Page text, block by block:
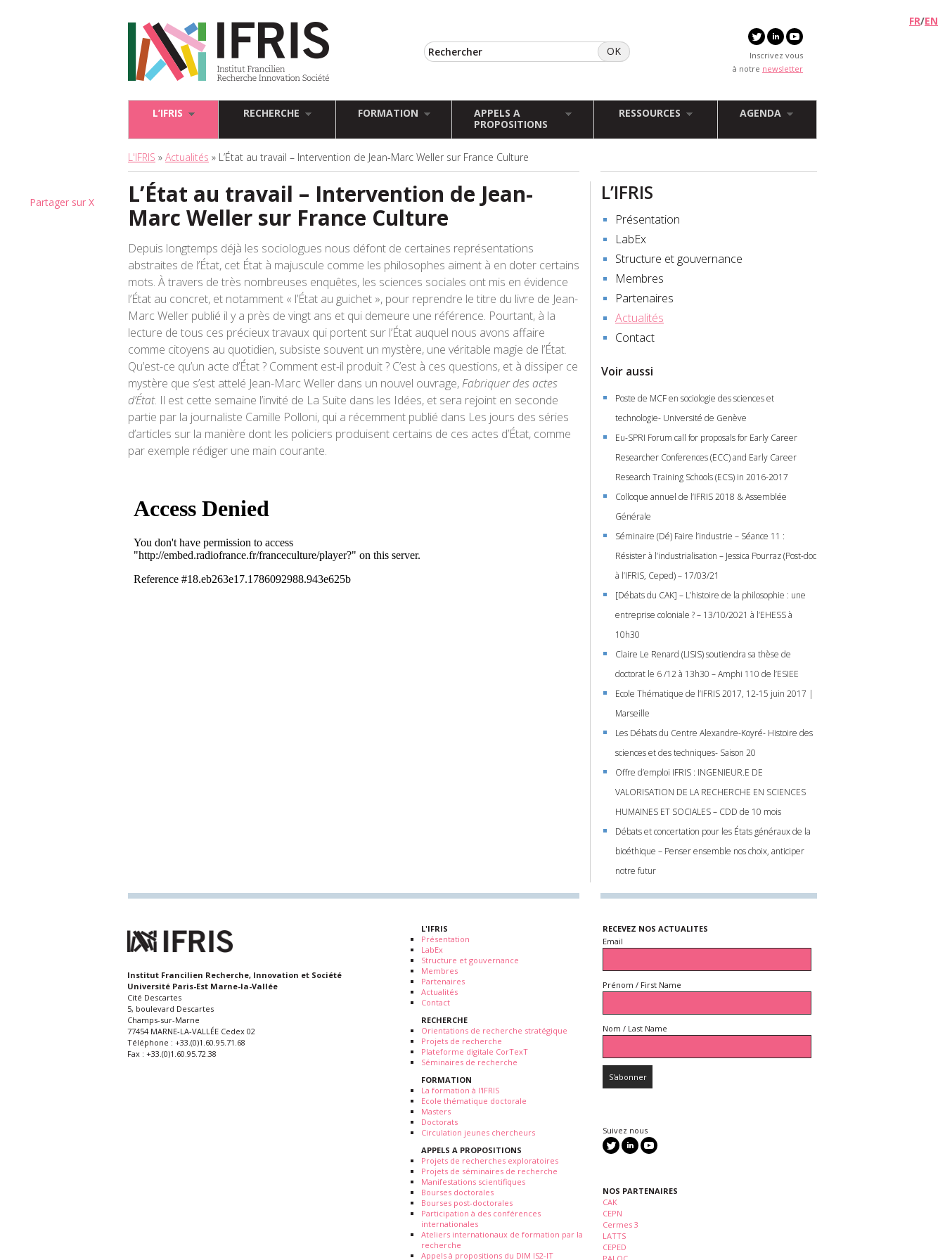
Inscrivez vous
à notre newsletter
FR/EN
L’IFRIS RECHERCHE FORMATION
APPELS A
PROPOSITIONS
RESSOURCES AGENDA
L'IFRIS » Actualités » L’État au travail – Intervention de Jean-Marc Weller sur France Culture
Partager sur X
L’État au travail – Intervention de Jean-
Marc Weller sur France Culture
Depuis longtemps déjà les sociologues nous défont de certaines représentations
abstraites de l’État, cet État à majuscule comme les philosophes aiment à en doter certains
mots. À travers de très nombreuses enquêtes, les sciences sociales ont mis en évidence
l’État au concret, et notamment « l’État au guichet », pour reprendre le titre du livre de Jean-
Marc Weller publié il y a près de vingt ans et qui demeure une référence. Pourtant, à la
lecture de tous ces précieux travaux qui portent sur l’État auquel nous avons affaire
comme citoyens au quotidien, subsiste souvent un mystère, une véritable magie de l’État.
Qu’est-ce qu’un acte d’État ? Comment est-il produit ? C’est à ces questions, et à dissiper ce
mystère que s’est attelé Jean-Marc Weller dans un nouvel ouvrage,Fabriquer des actes
d’État. Il est cette semaine l’invité de La Suite dans les Idées, et sera rejoint en seconde
partie par la journaliste Camille Polloni, qui a récemment publié dans Les jours des séries
d’articles sur la manière dont les policiers produisent certains de ces actes d’État, comme
par exemple rédiger une main courante.
L’IFRIS
Présentation
LabEx
Structure et gouvernance
Membres
Partenaires
Actualités
Contact
Voir aussi
Poste de MCF en sociologie des sciences et
technologie- Université de Genève
Eu-SPRI Forum call for proposals for Early Career
Researcher Conferences (ECC) and Early Career
Research Training Schools (ECS) in 2016-2017
Colloque annuel de l’IFRIS 2018 & Assemblée
Générale
Séminaire (Dé) Faire l’industrie – Séance 11 :
Résister à l’industrialisation – Jessica Pourraz (Post-doc
à l’IFRIS, Ceped) – 17/03/21
[Débats du CAK] – L’histoire de la philosophie : une
entreprise coloniale ? – 13/10/2021 à l’EHESS à
10h30
Claire Le Renard (LISIS) soutiendra sa thèse de
doctorat le 6 /12 à 13h30 – Amphi 110 de l’ESIEE
Ecole Thématique de l’IFRIS 2017, 12-15 juin 2017 |
Marseille
Les Débats du Centre Alexandre-Koyré- Histoire des
sciences et des techniques- Saison 20
Offre d’emploi IFRIS : INGENIEUR.E DE
VALORISATION DE LA RECHERCHE EN SCIENCES
HUMAINES ET SOCIALES – CDD de 10 mois
Débats et concertation pour les États généraux de la
bioéthique – Penser ensemble nos choix, anticiper
notre futur
Institut Francilien Recherche, Innovation et Société
Université Paris-Est Marne-la-Vallée
Cité Descartes
5, boulevard Descartes
Champs-sur-Marne
77454 MARNE-LA-VALLÉE Cedex 02
Téléphone : +33.(0)1.60.95.71.68
Fax : +33.(0)1.60.95.72.38
L'IFRIS
Présentation
LabEx
Structure et gouvernance
Membres
Partenaires
Actualités
Contact
RECHERCHE
Orientations de recherche stratégique
Projets de recherche
Plateforme digitale CorTexT
Séminaires de recherche
FORMATION
La formation à l'IFRIS
Ecole thématique doctorale
Masters
Doctorats
Circulation jeunes chercheurs
APPELS A PROPOSITIONS
Projets de recherches exploratoires
Projets de séminaires de recherche
Manifestations scientifiques
Bourses doctorales
Bourses post-doctorales
Participation à des conférences
internationales
Ateliers internationaux de formation par la
recherche
Appels à propositions du DIM IS2-IT
RECEVEZ NOS ACTUALITES
Email
Prénom / First Name
Nom / Last Name
Suivez nous
NOS PARTENAIRES
CAK
CEPN
Cermes 3
LATTS
CEPED